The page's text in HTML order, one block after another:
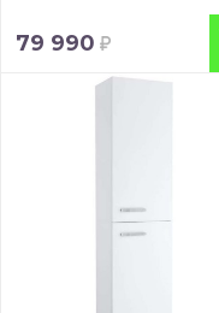
79 990